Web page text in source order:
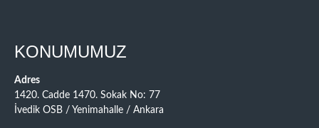
KONUMUMUZ
Adres
1420. Cadde 1470. Sokak No: 77
İvedik OSB / Yenimahalle / Ankara